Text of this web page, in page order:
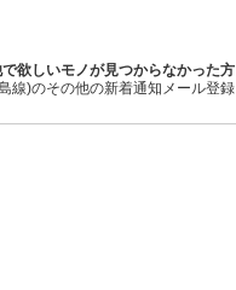
欲しいモノが見つからなかった方
線)のその他の新着通知メール登録